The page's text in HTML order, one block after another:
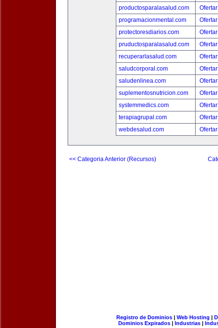
productosparalasalud.com
programacionmental.com
protectoresdiarios.com
pruductosparalasalud.com
recuperarlasalud.com
saludcorporal.com
saludenlinea.com
suplementosnutricion.com
systemmedics.com
terapiagrupal.com
webdesalud.com
<< Categoria Anterior (Recursos)
Registro de Dominios| Web Hosting |
Dominios Expirados | Industrias |